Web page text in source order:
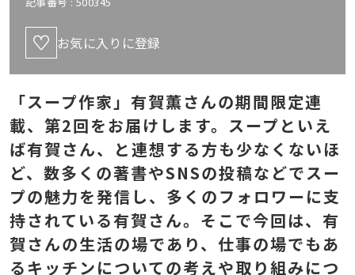
お気に入りに登録
「スープ作家」有賀薫さんの期間限定連
載、第2回をお届けします。スープといえ
ば有賀さん、と連想する方も少なくないほ
ど、数多くの著書やSNSの投稿などでスー
プの魅力を発信し、多くのフォロワーに支
持されている有賀さん。そこで今回は、有
賀さんの生活の場であり、仕事の場でもあ
るキッチンについての考えや取り組みにつ